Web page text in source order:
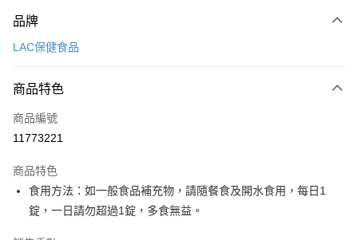
信用卡一次付款
Apple Pay
街口支付
Google Pay
全盈+PAY
大哥付你分期
品牌
LAC保健食品
商品特色
商品編號
11773221
商品特色
食用方法：如一般食品補充物，請隨餐食及開水食用，每日1
錠，一日請勿超過1錠，多食無益。